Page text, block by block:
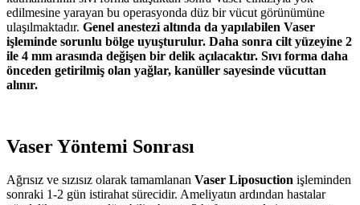
edilmesine yarayan bu operasyonda düz bir vücut görünümüne
ulaşılmaktadır. Genel anestezi altında da yapılabilen Vaser
işleminde sorunlu bölge uyuşturulur. Daha sonra cilt yüzeyine 2
ile 4 mm arasında değişen bir delik açılacaktır. Sıvı forma daha
önceden getirilmiş olan yağlar, kanüller sayesinde vücuttan
alınır.
Vaser Yöntemi Sonrası
Ağrısız ve sızısız olarak tamamlanan Vaser Liposuction işleminden
sonraki 1-2 gün istirahat sürecidir. Ameliyatın ardından hastalar